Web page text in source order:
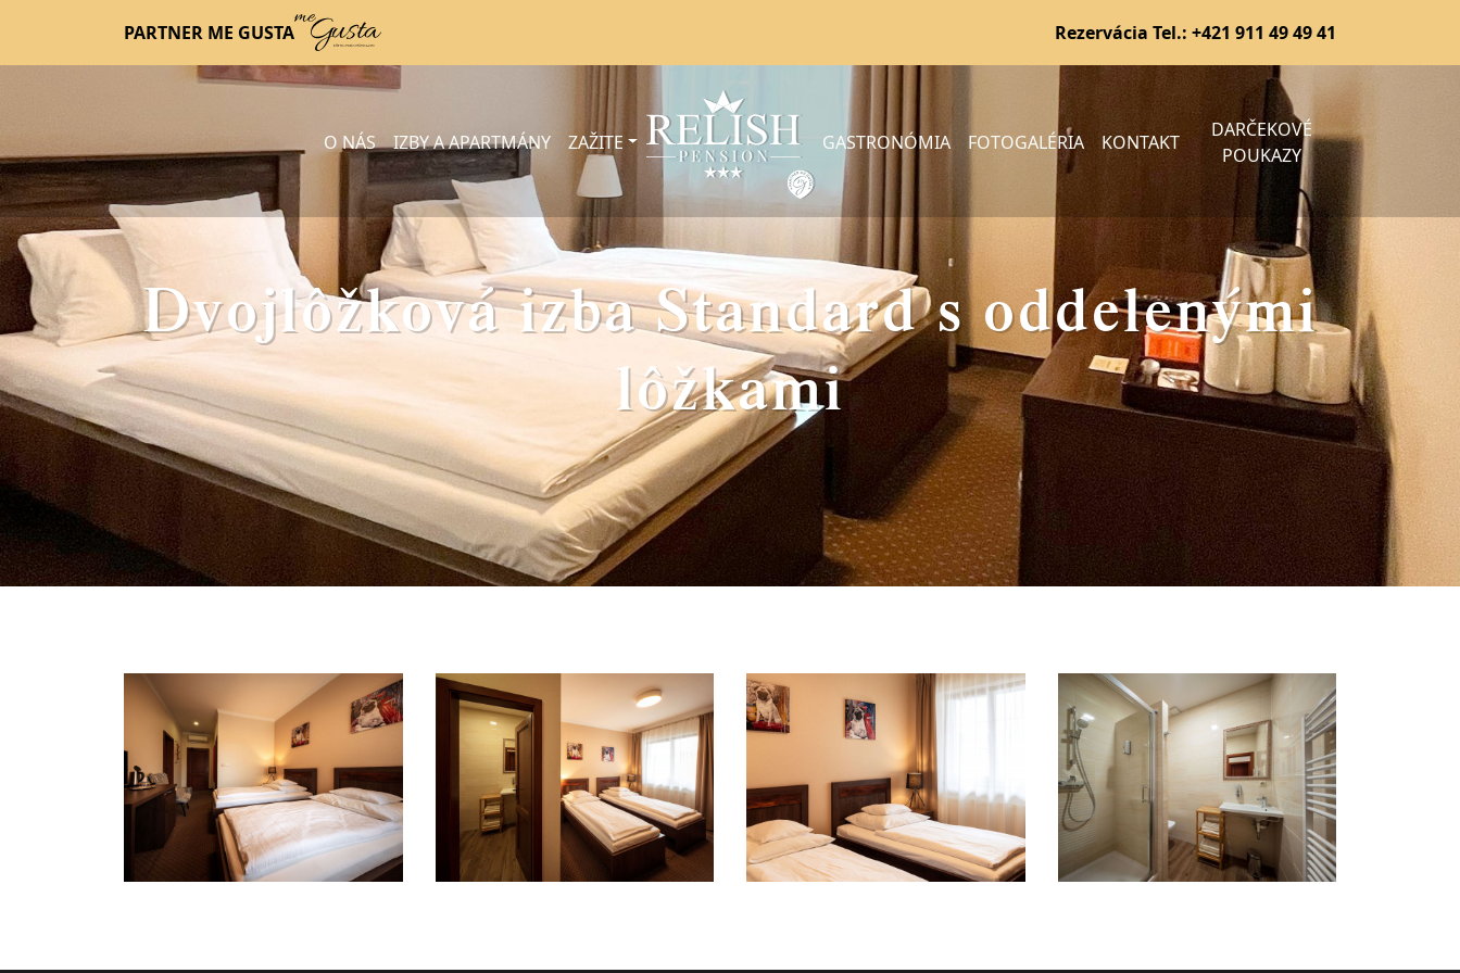
PARTNER ME GUSTA Rezervácia Tel.: +421 911 49 49 41
O NÁS IZBY A APARTMÁNY ZAŽITE GASTRONÓMIA FOTOGALÉRIA KONTAKT
DARČEKOVÉ
POUKAZY
Dvojlôžková izba Standard s oddelenými
lôžkami